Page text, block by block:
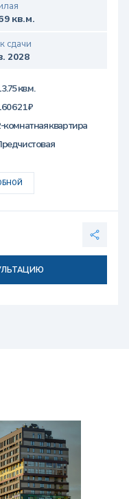
кв.м.
сдачи
2028
кв.м.
621 ₽
комнатная квартира